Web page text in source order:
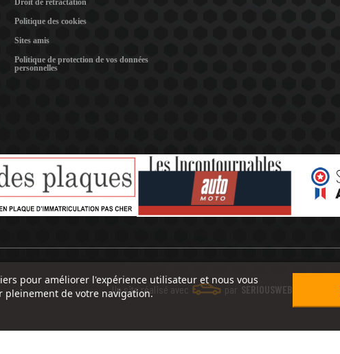
Droit de rétractation
Politique des cookies
Sites amis
Politique de protection de vos données
personnelles
pour améliorer l'expérience utilisateur et nous vous
de votre navigation.
Un site réalisé avec par SERIOUSWEB